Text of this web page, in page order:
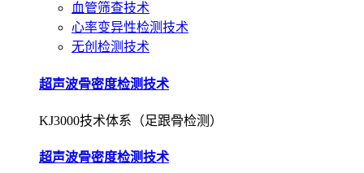
血管筛查技术
心率变异性检测技术
无创检测技术
超声波骨密度检测技术
KJ3000技术体系（足跟骨检测）
超声波骨密度检测技术